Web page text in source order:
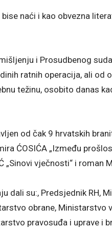
bise naći i kao obvezna
i Prosudbenog
ratnih operacija, ali od
težinu, osobito danas
od čak 9 hrvatskih
ĆOSIĆA „Između
„Sinovi vječnosti“ i roman
dali su:, Predsjednik RH,
obrane, Ministarstvo
pravosuđa i uprave i